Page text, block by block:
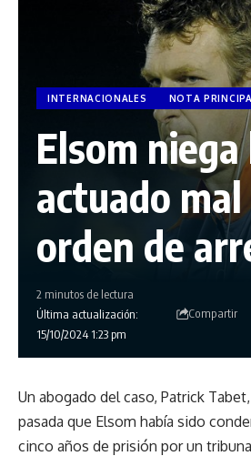
INTERNACIONALES NOTA
Elsom
actuado
orden de
Última actualización:
15/10/2024 1:23 pm
2 minutos de lectura
Compartir
Un abogado del caso, Patrick
pasada que Elsom había sido
cinco años de prisión por un